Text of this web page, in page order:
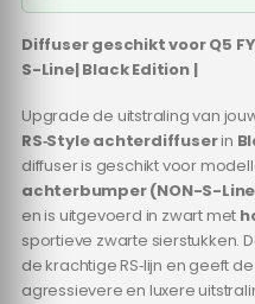
Diffuser geschikt voor Q5
S-Line| Black Edition |
Upgrade de uitstraling van
RS‑Style achterdiffuserin
diffuser is geschikt voor
achterbumper (NON-S-
en is uitgevoerd in zwart met
sportieve zwarte sierstukken.
de krachtige RS‑lijn en geeft
agressievere en luxere